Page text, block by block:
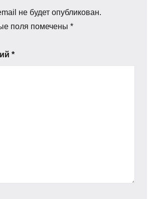
не будет опубликован.
поля помечены *
*